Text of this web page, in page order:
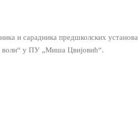
и сарадника предшколских
воли“ у ПУ „Миша Цвијовић“.